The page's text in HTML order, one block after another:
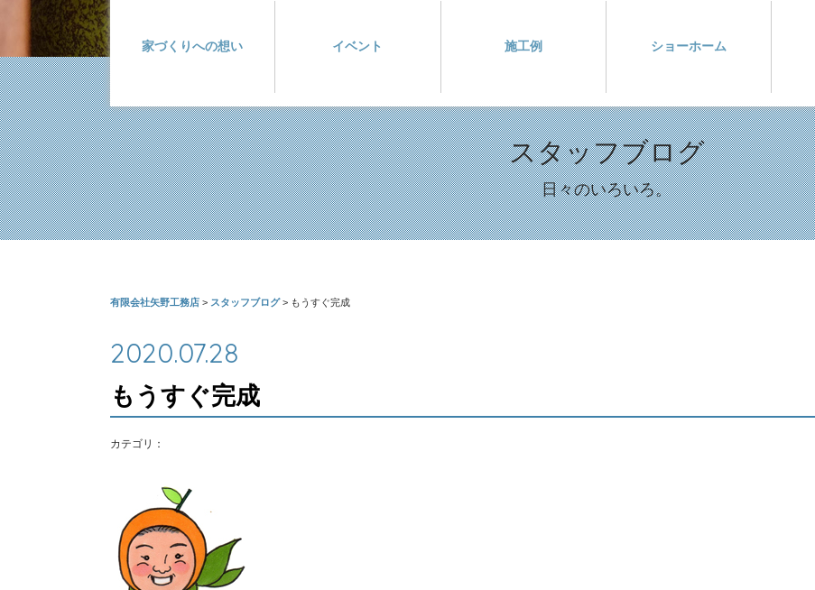
家づくりへの想い イベント 施工例 ショーホーム
スタッフブログ
日々のいろいろ。
有限会社矢野工務店 > スタッフブログ> もうすぐ完成
2020.07.28
もうすぐ完成
カテゴリ：